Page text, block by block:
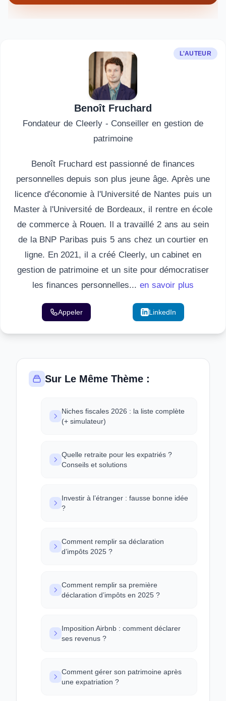
L'AUTEUR
Benoît Fruchard
Fondateur de Cleerly - Conseiller en gestion de
patrimoine
Benoît Fruchard est passionné de finances
personnelles depuis son plus jeune âge. Après une
licence d'économie à l'Université de Nantes puis un
Master à l'Université de Bordeaux, il rentre en école
de commerce à Rouen. Il a travaillé 2 ans au sein
de la BNP Paribas puis 5 ans chez un courtier en
ligne. En 2021, il a créé Cleerly, un cabinet en
gestion de patrimoine et un site pour démocratiser
les finances personnelles... en savoir plus
Appeler LinkedIn
Sur Le Même Thème :
Niches fiscales 2026 : la liste complète
(+ simulateur)
Quelle retraite pour les expatriés ?
Conseils et solutions
Investir à l’étranger : fausse bonne idée
?
Comment remplir sa déclaration
d’impôts 2025 ?
Comment remplir sa première
déclaration d’impôts en 2025 ?
Imposition Airbnb : comment déclarer
ses revenus ?
Comment gérer son patrimoine après
une expatriation ?